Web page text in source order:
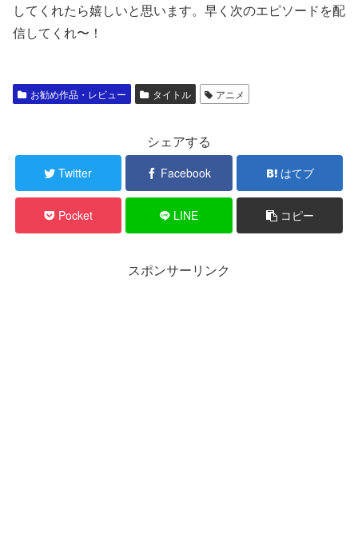
してくれたら嬉しいと思います。早く次のエピソードを配
信してくれ〜！
お勧め作品・レビュー タイトル アニメ
シェアする
Twitter Facebook はてブ
Pocket LINE コピー
スポンサーリンク